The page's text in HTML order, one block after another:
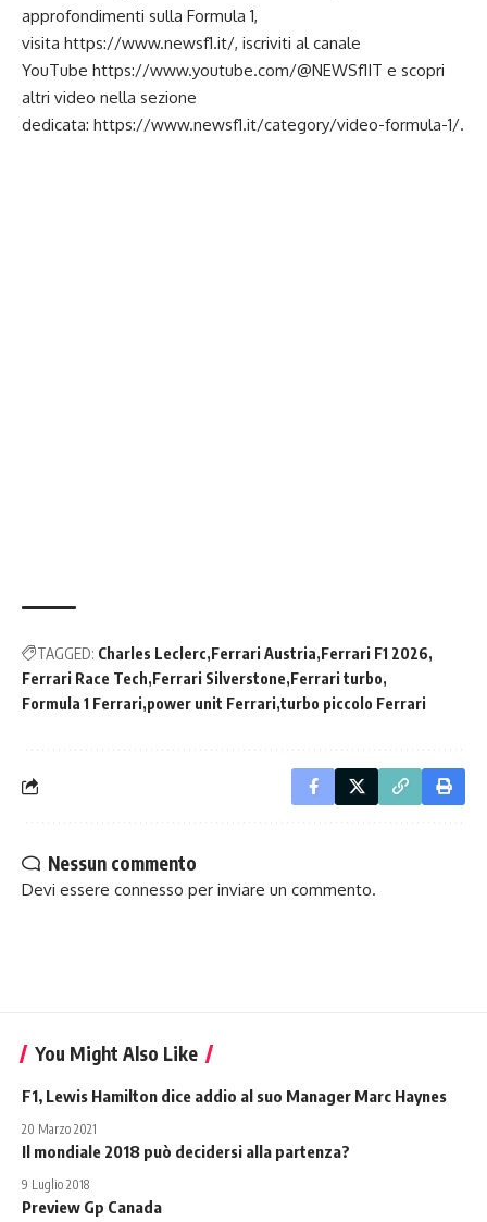
approfondimenti sulla Formula 1,
visita https://www.newsf1.it/, iscriviti al canale
YouTube https://www.youtube.com/@NEWSf1IT e scopri
altri video nella sezione
dedicata: https://www.newsf1.it/category/video-formula-1/.
TAGGED: Charles Leclerc Ferrari Austria Ferrari F1 2026
Ferrari Race Tech Ferrari Silverstone Ferrari turbo
Formula 1 Ferrari power unit Ferrari turbo piccolo Ferrari
Nessun commento
Devi essere connesso per inviare un commento.
You Might Also Like
F1, Lewis Hamilton dice addio al suo Manager Marc Haynes
20 Marzo 2021
Il mondiale 2018 può decidersi alla partenza?
9 Luglio 2018
Preview Gp Canada